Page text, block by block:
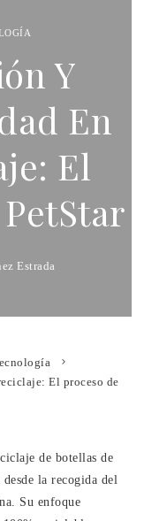
Y
En
El
Estrada
El proceso de
de botellas de
la recogida del
Su enfoque